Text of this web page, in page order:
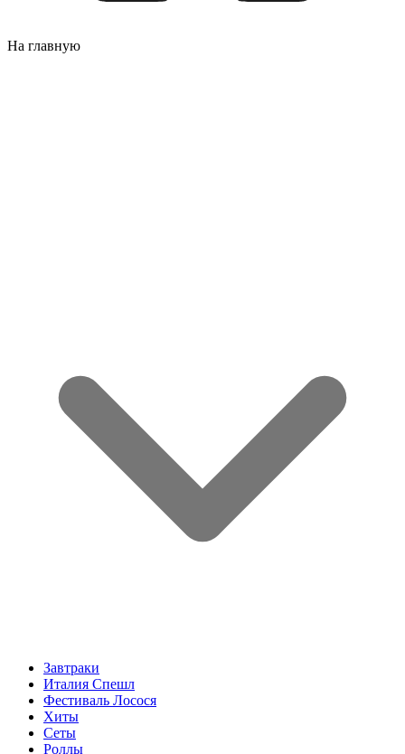
На главную
Завтраки
Италия Спешл
Фестиваль Лосося
Хиты
Сеты
Роллы